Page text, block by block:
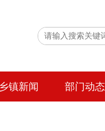
乡镇新闻 部门动态